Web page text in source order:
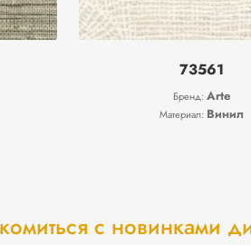
73561
Бренд:Arte
Материал: Винил
с новинками